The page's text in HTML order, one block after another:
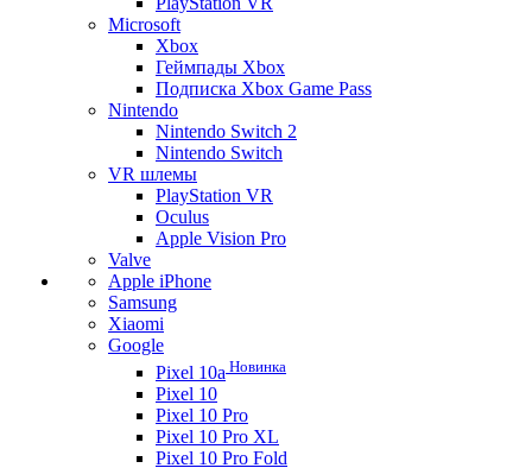
Microsoft
Xbox
Геймпады Xbox
Подписка Xbox Game Pass
Nintendo
Nintendo Switch 2
Nintendo Switch
VR шлемы
PlayStation VR
Oculus
Apple Vision Pro
Valve
Apple iPhone
Samsung
Xiaomi
Google
Pixel 10a Новинка
Pixel 10
Pixel 10 Pro
Pixel 10 Pro XL
Pixel 10 Pro Fold